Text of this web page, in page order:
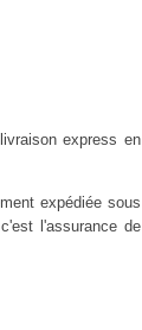
express en
expédiée sous
l'assurance de